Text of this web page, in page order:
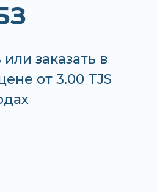
заказать в
от 3.00 TJS